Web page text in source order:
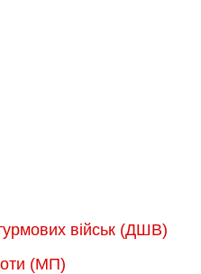
військ (ДШВ)
(МП)